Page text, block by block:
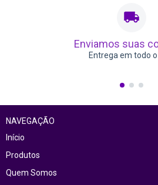
Enviamos suas
Entrega em todo
NAVEGAÇÃO
Início
Produtos
Quem Somos